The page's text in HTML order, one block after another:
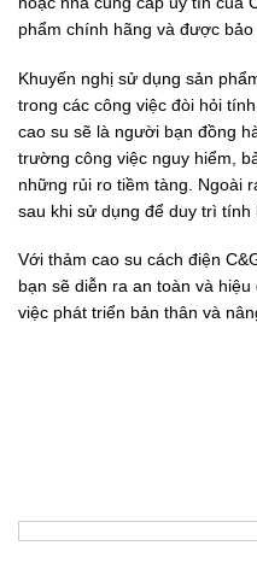
phẩm chính hãng và được
Khuyến nghị sử dụng sản
trong các công việc đòi hỏi
cao su sẽ là người bạn đồng
trường công việc nguy hiểm,
những rủi ro tiềm tàng. Ngoài
sau khi sử dụng để duy trì tính
Với thảm cao su cách điện
bạn sẽ diễn ra an toàn và
việc phát triển bản thân và